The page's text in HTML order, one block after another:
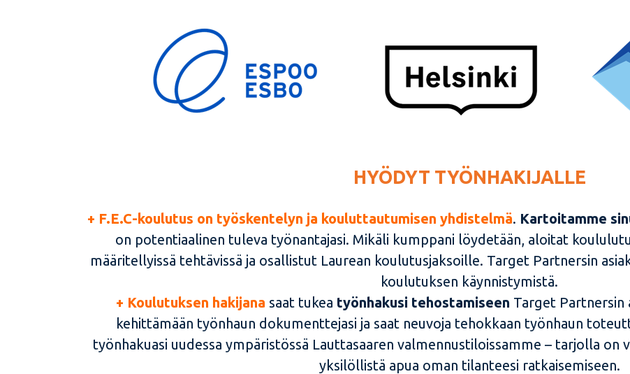
HYÖDYT TYÖNHAKIJALLE
+ F.E.C-koulutus on työskentelyn ja kouluttautumisen yhdistelmä. Kartoitamme
on potentiaalinen tuleva työnantajasi. Mikäli kumppani löydetään, aloitat
määritellyissä tehtävissä ja osallistut Laurean koulutusjaksoille. Target Partnersin
koulutuksen käynnistymistä.
+ Koulutuksen hakijana saat tukea työnhakusi tehostamiseen Target Partnersin
kehittämään työnhaun dokumenttejasi ja saat neuvoja tehokkaan työnhaun
työnhakuasi uudessa ympäristössä Lauttasaaren valmennustiloissamme – tarjolla on
yksilöllistä apua oman tilanteesi ratkaisemiseen.